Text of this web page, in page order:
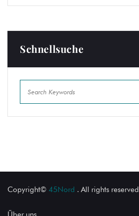
Schnellsuche
Copyright© 45Nord . All rights reserved